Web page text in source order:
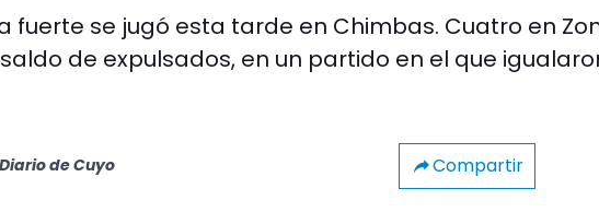
fuerte se jugó esta tarde en Chimbas. Cuatro en
de expulsados, en un partido en el que
de Cuyo Compartir